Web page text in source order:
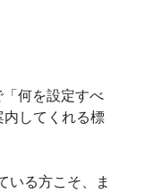
何を設定すべ
してくれる標
いる方こそ、ま